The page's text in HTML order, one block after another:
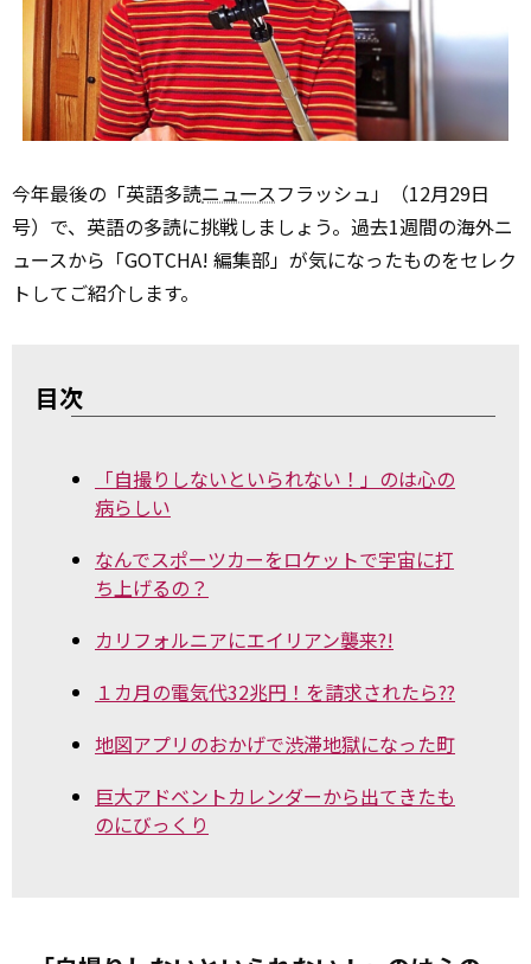
今年最後の「英語多読ニュースフラッシュ」（12月29日
号）で、英語の多読に挑戦しましょう。過去1週間の海外ニ
ュースから「GOTCHA! 編集部」が気になったものをセレク
トしてご紹介します。
目次
「自撮りしないといられない！」のは心の
病らしい
なんでスポーツカーをロケットで宇宙に打
ち上げるの？
カリフォルニアにエイリアン襲来?!
１カ月の電気代32兆円！を請求されたら??
地図アプリのおかげで渋滞地獄になった町
巨大アドベントカレンダーから出てきたも
のにびっくり